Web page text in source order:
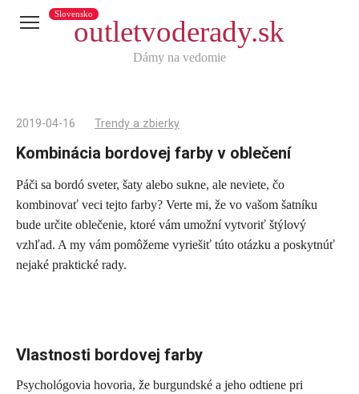
outletvoderady.sk
Slovensko
Dámy na vedomie
2019-04-16 Trendy a zbierky
Kombinácia bordovej farby v oblečení
Páči sa bordó sveter, šaty alebo sukne, ale neviete, čo
kombinovať veci tejto farby? Verte mi, že vo vašom šatníku
bude určite oblečenie, ktoré vám umožní vytvoriť štýlový
vzhľad. A my vám pomôžeme vyriešiť túto otázku a poskytnúť
nejaké praktické rady.
Vlastnosti bordovej farby
Psychológovia hovoria, že burgundské a jeho odtiene pri
Telegram
reddit
Tumblr